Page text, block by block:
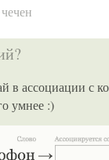
в ассоциации с
умнее :)